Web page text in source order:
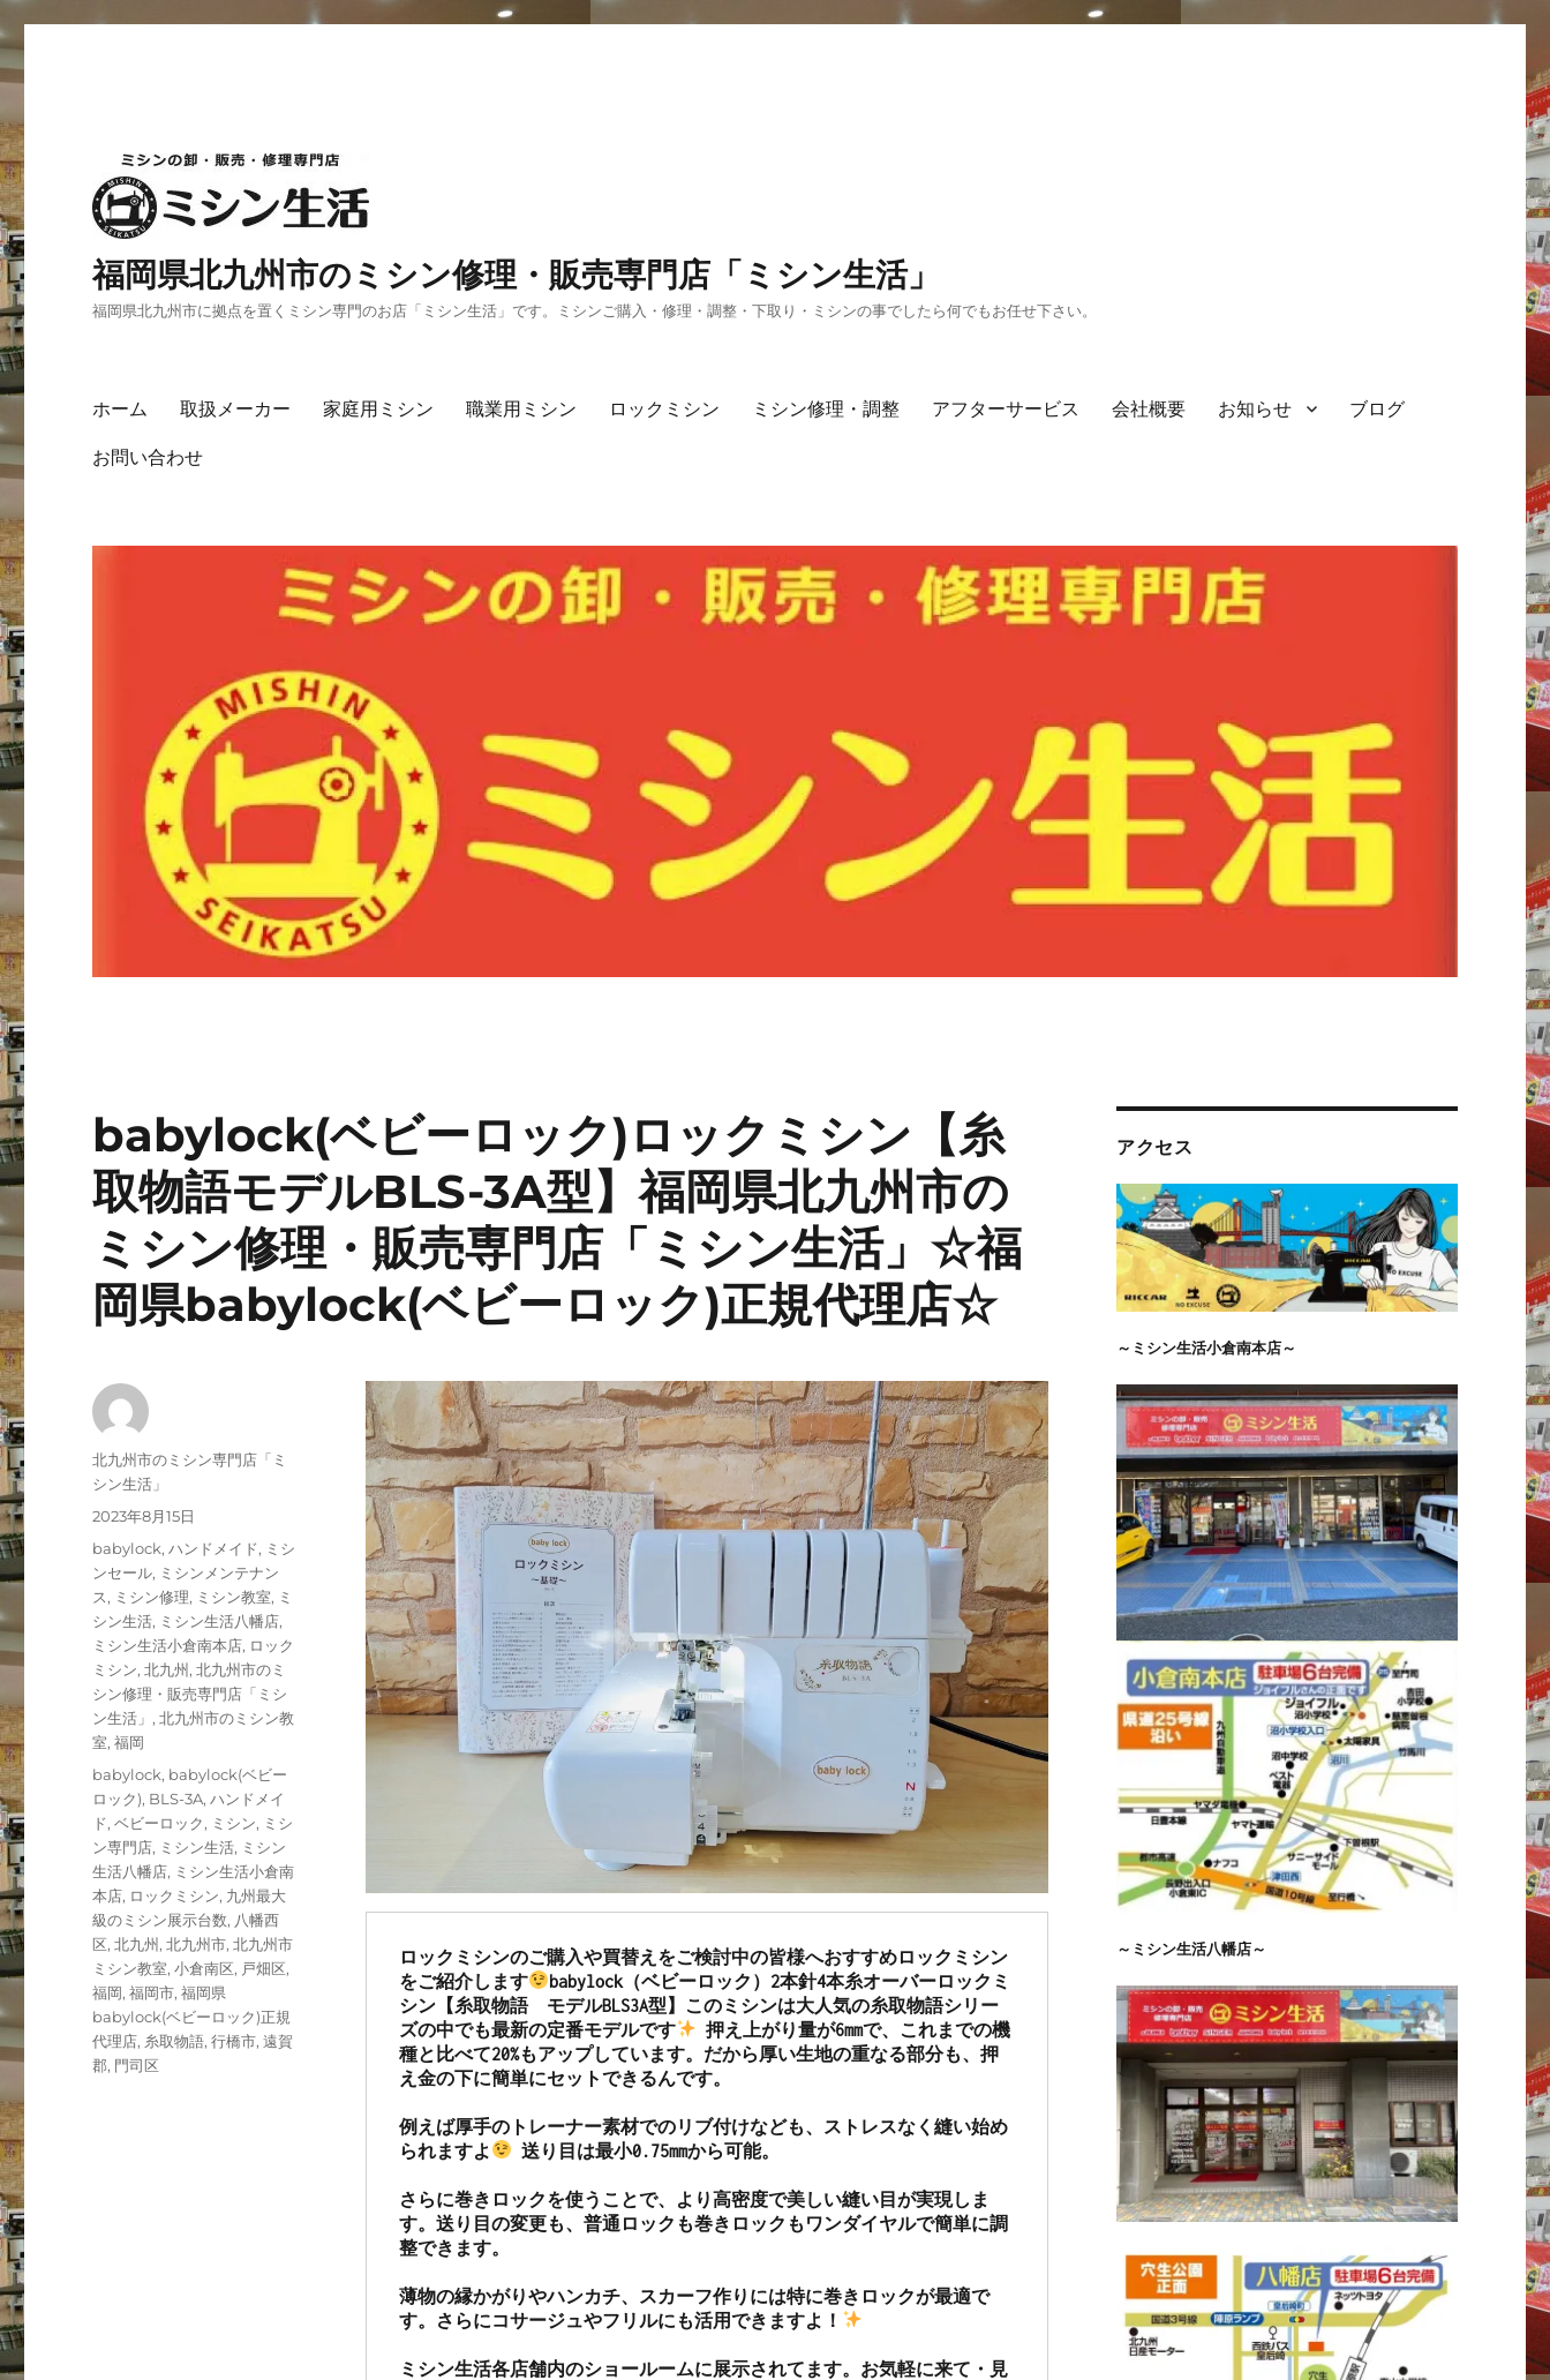
福岡県北九州市のミシン修理・販売専門店「ミシン生活」
福岡県北九州市に拠点を置くミシン専門のお店「ミシン生活」です。ミシンご購入・修理・調整・下取り・ミシンの事でしたら何でもお任せ下さい。
ホーム 取扱メーカー 家庭用ミシン 職業用ミシン ロックミシン ミシン修理・調整 アフターサービス 会社概要 お知らせ ブログ
お問い合わせ
babylock(ベビーロック)ロックミシン【糸
取物語モデルBLS-3A型】福岡県北九州市の
ミシン修理・販売専門店「ミシン生活」☆福
岡県babylock(ベビーロック)正規代理店☆
ロックミシンのご購入や買替えをご検討中の皆様へおすすめロックミシン
をご紹介します
babylock（ベビーロック）2本針4本糸オーバーロックミ
シン【糸取物語　モデルBLS3A型】このミシンは大人気の糸取物語シリー
ズの中でも最新の定番モデルです
押え上がり量が6mmで、これまでの機
種と比べて20%もアップしています。だから厚い生地の重なる部分も、押
え金の下に簡単にセットできるんです。
例えば厚手のトレーナー素材でのリブ付けなども、ストレスなく縫い始め
られますよ
送り目は最小0.75mmから可能。
さらに巻きロックを使うことで、より高密度で美しい縫い目が実現しま
す。送り目の変更も、普通ロックも巻きロックもワンダイヤルで簡単に調
整できます。
薄物の縁かがりやハンカチ、スカーフ作りには特に巻きロックが最適で
す。さらにコサージュやフリルにも活用できますよ！
ミシン生活各店舗内のショールームに展示されてます。お気軽に来て・見
投
稿
北九州市のミシン専門店「ミ
シン生活」
投
稿
2023年8月15日
カ
テ
ゴ
リ
ー
babylock,ハンドメイド, ミシ
ンセール, ミシンメンテナン
ス, ミシン修理, ミシン教室, ミ
シン生活, ミシン生活八幡店,
ミシン生活小倉南本店, ロック
ミシン,北九州 ,北九州市のミ
シン修理・販売専門店「ミシ
ン生活」 ,北九州市のミシン教
室,福岡
タ
グ
babylock, babylock(ベビー
ロック), BLS-3A,ハンドメイ
ド,ベビーロック, ミシン, ミシ
ン専門店, ミシン生活, ミシン
生活八幡店, ミシン生活小倉南
本店, ロックミシン, 九州最大
級のミシン展示台数, 八幡西
区,北九州 ,北九州市,北九州市
ミシン教室,小倉南区, 戸畑区,
福岡,福岡市,福岡県
babylock(ベビーロック)正規
代理店, 糸取物語,行橋市,遠賀
郡, 門司区
アクセス
～ミシン生活小倉南本店～
～ミシン生活八幡店～